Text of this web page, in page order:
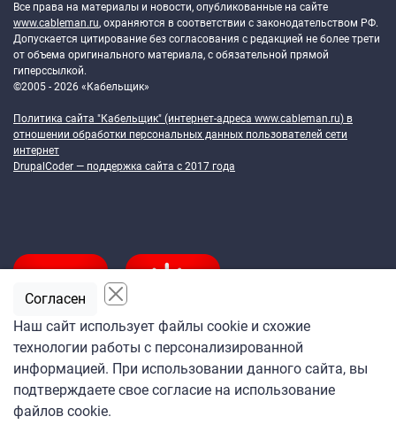
Все права на материалы и новости, опубликованные на сайте
www.cableman.ru, охраняются в соответствии с законодательством РФ.
Допускается цитирование без согласования с редакцией не более трети
от объема оригинального материала, с обязательной прямой
гиперссылкой.
©2005 - 2026 «Кабельщик»
Политика сайта "Кабельщик" (интернет-адреса www.cableman.ru) в
отношении обработки персональных данных пользователей сети
интернет
DrupalCoder — поддержка сайта c 2017 года
Подпишитесь
на ежедневную рассылку
«Кабельщика»
Наш сайт использует файлы cookie и схожие
технологии работы с персонализированной
информацией. При использовании данного сайта, вы
подтверждаете свое согласие на использование
файлов cookie.
Согласен